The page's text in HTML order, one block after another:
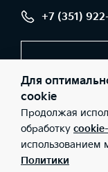
+7 (351)
© 2026
адрес: г.
922-85-00; ИНН:
«Киа Россия и СНГ»
Телефон: 8 800 301
5087746291760)
Для
cookie
Продолжая
обработку
использованием
Политики